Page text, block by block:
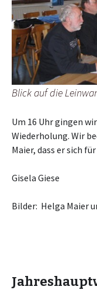
Blick auf die
Um 16 Uhr gingen
Wiederholung. Wir
Maier, dass er sich
Gisela Giese
Bilder: Helga Maier